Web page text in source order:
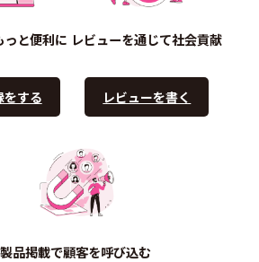
と便利に
をする
レビューを通じて社会貢献
レビューを書く
製品掲載で顧客を呼び込む